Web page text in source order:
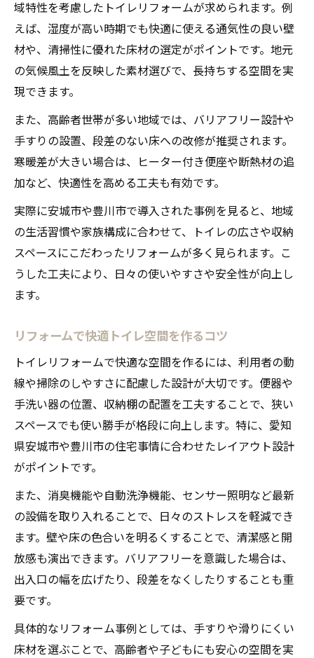
域特性を考慮したトイレリフォームが求められます。例
えば、湿度が高い時期でも快適に使える通気性の良い壁
材や、清掃性に優れた床材の選定がポイントです。地元
の気候風土を反映した素材選びで、長持ちする空間を実
現できます。
また、高齢者世帯が多い地域では、バリアフリー設計や
手すりの設置、段差のない床への改修が推奨されます。
寒暖差が大きい場合は、ヒーター付き便座や断熱材の追
加など、快適性を高める工夫も有効です。
実際に安城市や豊川市で導入された事例を見ると、地域
の生活習慣や家族構成に合わせて、トイレの広さや収納
スペースにこだわったリフォームが多く見られます。こ
うした工夫により、日々の使いやすさや安全性が向上し
ます。
リフォームで快適トイレ空間を作るコツ
トイレリフォームで快適な空間を作るには、利用者の動
線や掃除のしやすさに配慮した設計が大切です。便器や
手洗い器の位置、収納棚の配置を工夫することで、狭い
スペースでも使い勝手が格段に向上します。特に、愛知
県安城市や豊川市の住宅事情に合わせたレイアウト設計
がポイントです。
また、消臭機能や自動洗浄機能、センサー照明など最新
の設備を取り入れることで、日々のストレスを軽減でき
ます。壁や床の色合いを明るくすることで、清潔感と開
放感も演出できます。バリアフリーを意識した場合は、
出入口の幅を広げたり、段差をなくしたりすることも重
要です。
具体的なリフォーム事例としては、手すりや滑りにくい
床材を選ぶことで、高齢者や子どもにも安心の空間を実